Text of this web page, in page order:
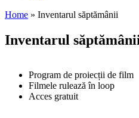
Home » Inventarul săptămânii
Inventarul
Program de proiecții de film
Filmele rulează în loop
Acces gratuit